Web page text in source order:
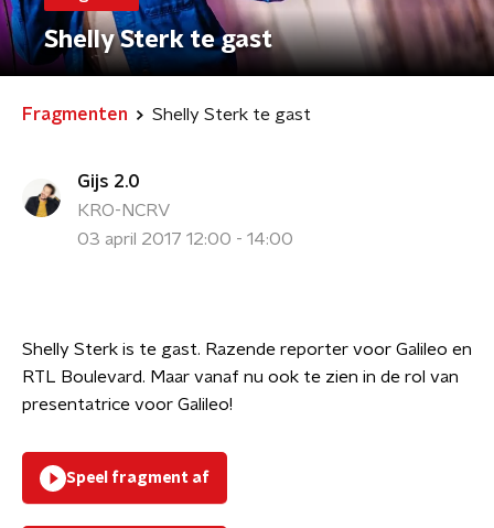
Shelly Sterk te gast
Fragmenten Shelly Sterk te gast
Gijs 2.0
KRO-NCRV
03 april 2017 12:00 - 14:00
Shelly Sterk is te gast. Razende reporter voor Galileo en
RTL Boulevard. Maar vanaf nu ook te zien in de rol van
presentatrice voor Galileo!
Speel fragment af